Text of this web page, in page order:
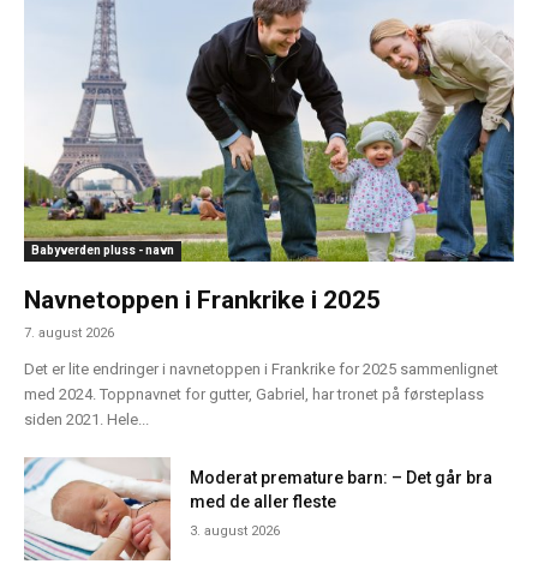
Babyverden pluss - navn
Navnetoppen i Frankrike i 2025
7. august 2026
Det er lite endringer i navnetoppen i Frankrike for 2025 sammenlignet
med 2024. Toppnavnet for gutter, Gabriel, har tronet på førsteplass
siden 2021. Hele...
Moderat premature barn: – Det går bra
med de aller fleste
3. august 2026